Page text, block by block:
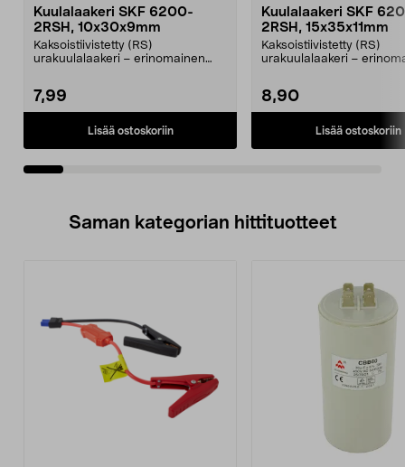
Kuulalaakeri SKF 6200-
2RSH, 10x30x9mm
Kaksoistiivistetty (RS)
urakuulalaakeri – erinomainen
7,99
Lisää ostoskoriin
Kuulalaakeri SKF
2RSH, 15x35x11mm
Kaksoistiivistetty (RS)
urakuulalaakeri –
8,90
Lisää ostoskoriin
Saman kategorian hittituotteet